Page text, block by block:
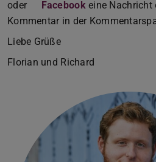
oder
Facebookeine Nachricht
Kommentar in der
Liebe Grüße
Florian und Richard